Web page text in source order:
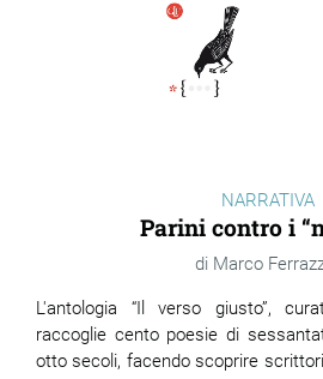
NARRATIVA
Parini contro i
Marco
L'antologia “Il verso giusto”,
raccoglie cento poesie di
otto secoli, facendo scoprire